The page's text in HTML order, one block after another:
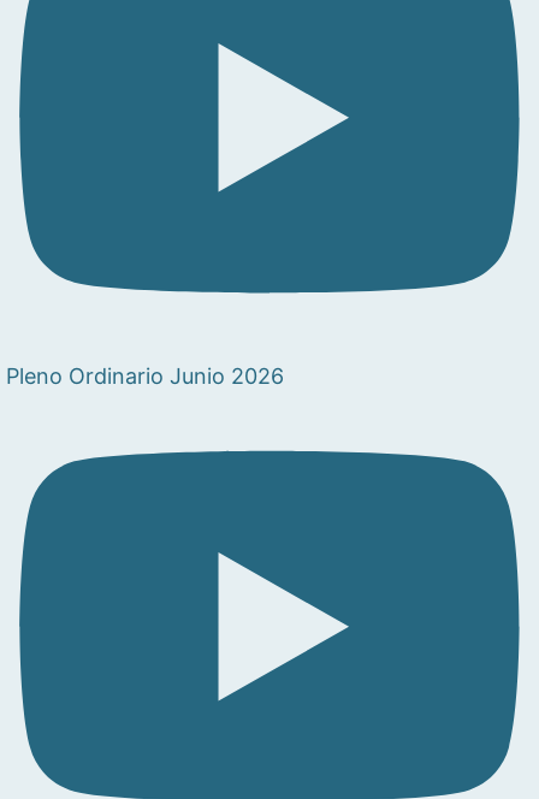
Pleno Ordinario Junio 2026